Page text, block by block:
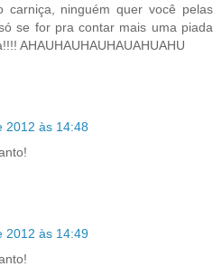
carniça, ninguém quer você pelas
se for pra contar mais uma piada
AHAUHAUHAUHAUAHUAHU
2012 às 14:48
2012 às 14:49